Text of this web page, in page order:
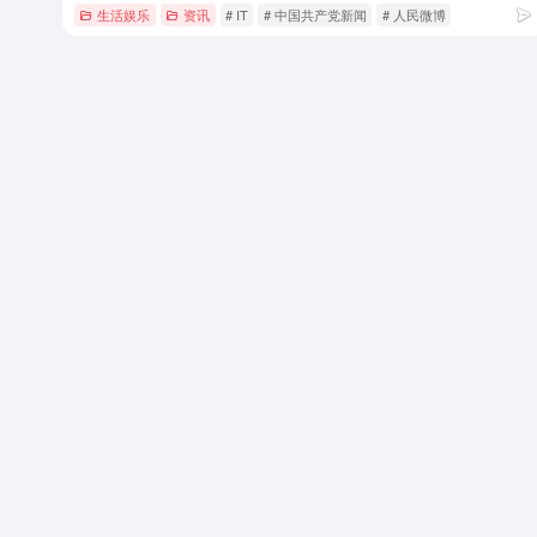
生活娱乐 资讯 # IT # 中国共产党新闻 # 人民微博